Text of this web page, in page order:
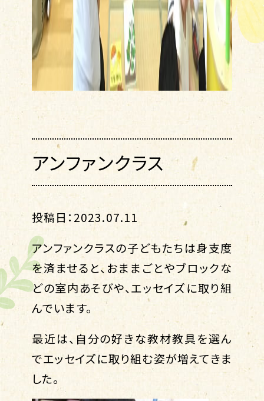
アンファンクラス
投稿日：2023.07.11
アンファンクラスの子どもたちは身支度
を済ませると、おままごとやブロックな
どの室内あそびや、エッセイズに取り組
んでいます。
最近は、自分の好きな教材教具を選ん
でエッセイズに取り組む姿が増えてきま
した。